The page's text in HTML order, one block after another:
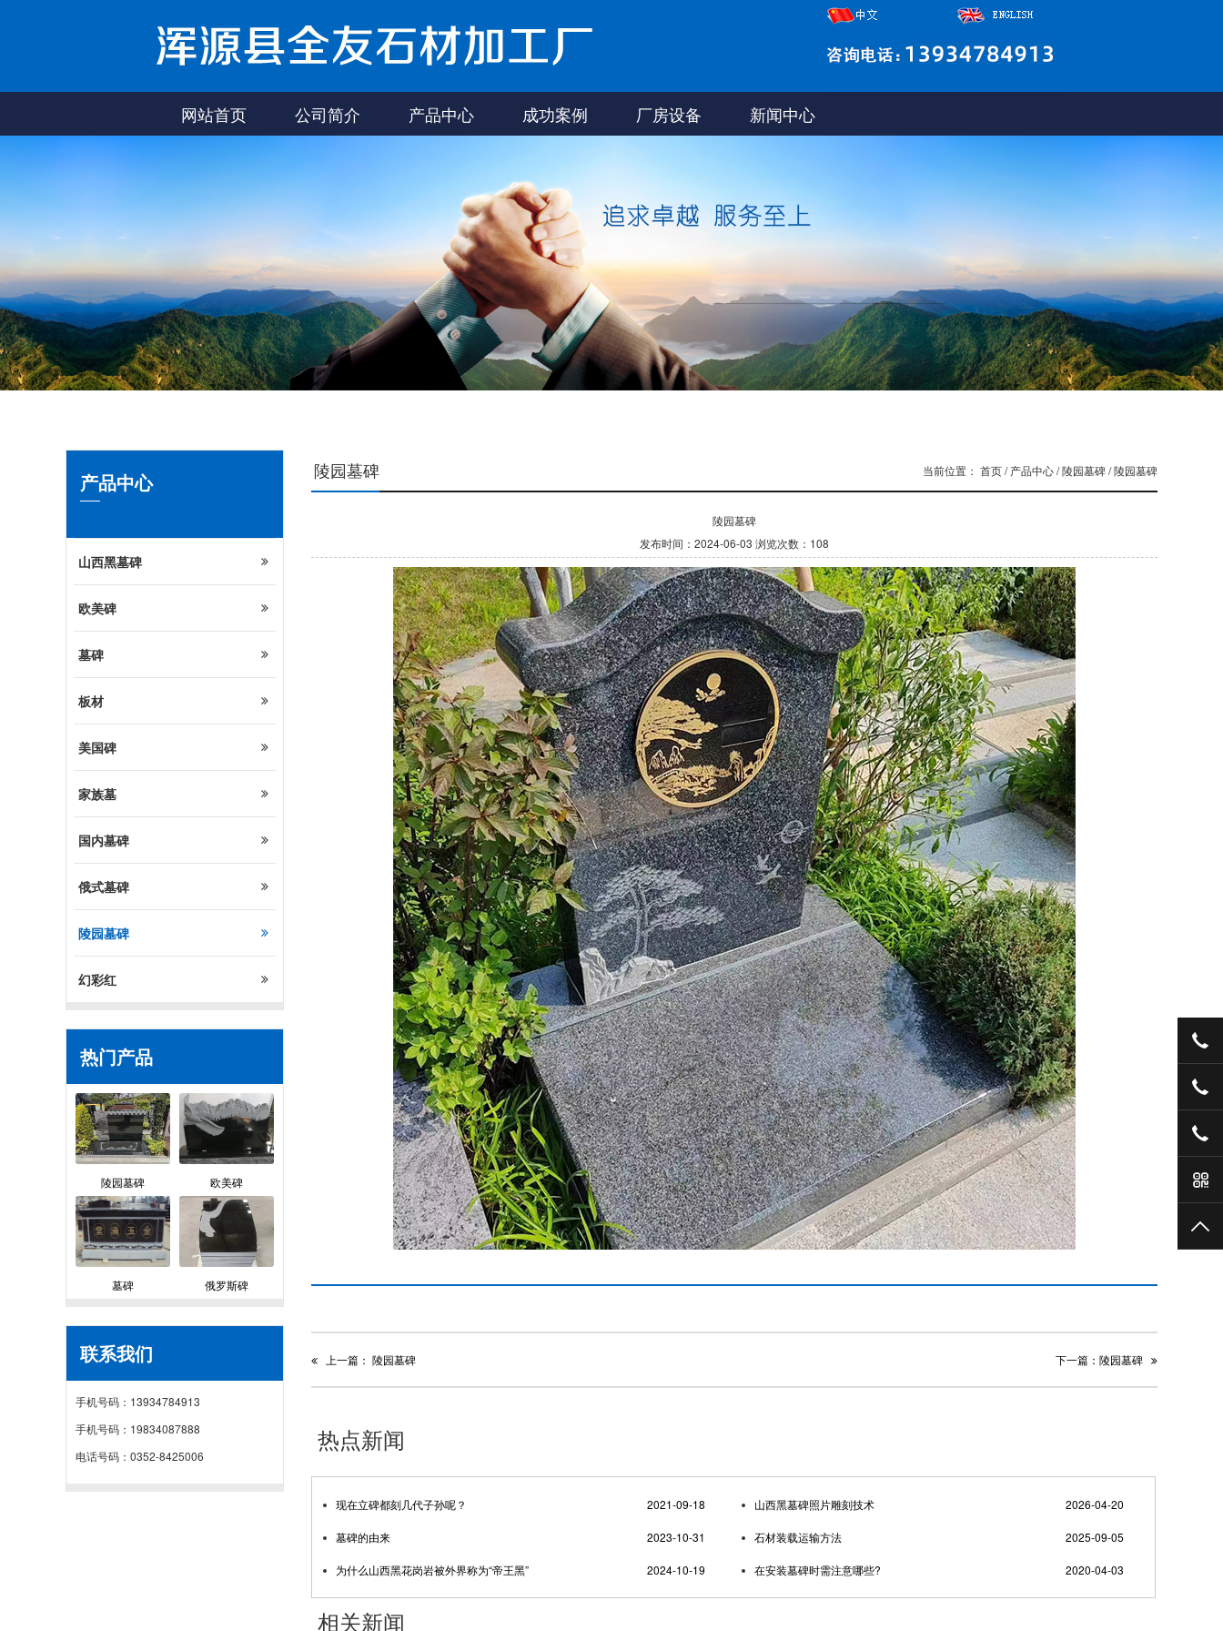
网站首页 公司简介 产品中心 成功案例 厂房设备 新闻中心
产品中心
山西黑墓碑
欧美碑
墓碑
板材
美国碑
家族墓
国内墓碑
俄式墓碑
陵园墓碑
幻彩红
热门产品
陵园墓碑 欧美碑
墓碑 俄罗斯碑
联系我们
手机号码：13934784913
手机号码：19834087888
电话号码：0352-8425006
当前位置： 首页/产品中心/陵园墓碑/陵园墓碑
陵园墓碑
陵园墓碑
发布时间：2024-06-03 浏览次数： 108
上一篇： 陵园墓碑 下一篇：陵园墓碑
热点新闻
2021-09-18
现在立碑都刻几代子孙呢？ 2026-04-20
山西黑墓碑照片雕刻技术
2023-10-31
墓碑的由来 2025-09-05
石材装载运输方法
2024-10-19
为什么山西黑花岗岩被外界称为“帝王黑” 2020-04-03
在安装墓碑时需注意哪些?
相关新闻
手